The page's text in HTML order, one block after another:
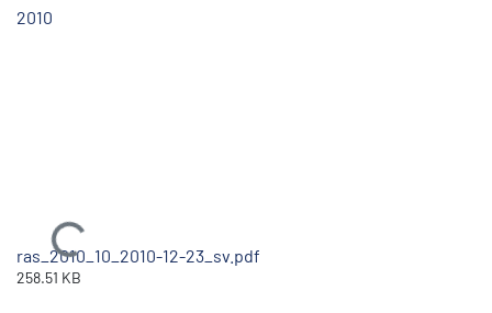
2010
Ladataan...
ras_2010_10_2010-12-23_sv.pdf
258.51 KB